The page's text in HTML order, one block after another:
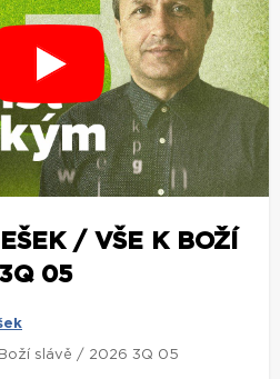
/ VŠE K BOŽÍ
05
slávě / 2026 3Q 05